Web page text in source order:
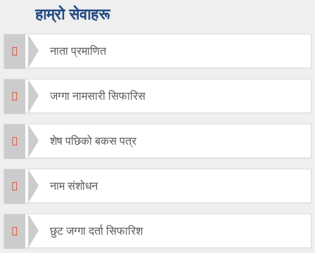
हाम्रो सेवाहरू
नाता प्रमाणित
जग्गा नामसारी सिफारिस
शेष पछिको बकस पत्र
नाम संशोधन
छुट जग्गा दर्ता सिफारिश